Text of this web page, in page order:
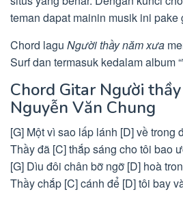
teman dapat mainin musik ini pake
Chord lagu Người thầy năm xưa
Surf dan termasuk kedalam album
Chord Gitar Người
Nguyễn Văn Chung
[G] Một vì sao lấp lánh [D] về trong
Thầy đã [C] thắp sáng cho tôi bao
[G] Dìu đôi chân bỡ ngỡ [D] hoà
Thầy chắp [C] cánh để [D] tôi bay